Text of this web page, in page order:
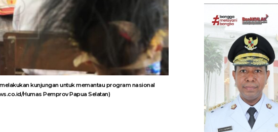
kunjungan untuk memantau program nasional
Humas Pemprov Papua Selatan)